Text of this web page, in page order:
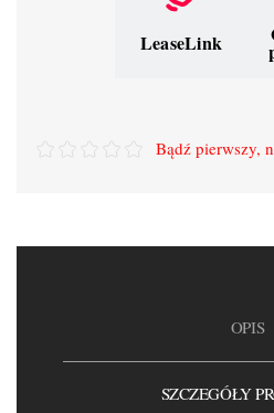
LeaseLink
Bądź pierwszy,
OPIS
SZCZEGÓŁY